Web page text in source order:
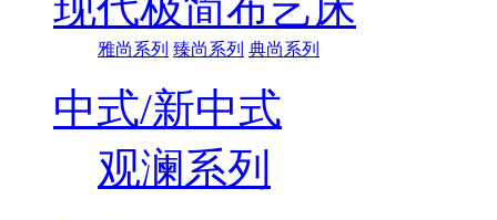
雅尚系列 臻尚系列 典尚系列
中式/新中式
观澜系列